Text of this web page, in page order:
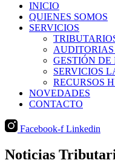
INICIO
QUIENES SOMOS
SERVICIOS
GESTIÓN
SERVICIOS
RECURSOS
NOVEDADES
CONTACTO
Facebook-f Linkedin
Noticias